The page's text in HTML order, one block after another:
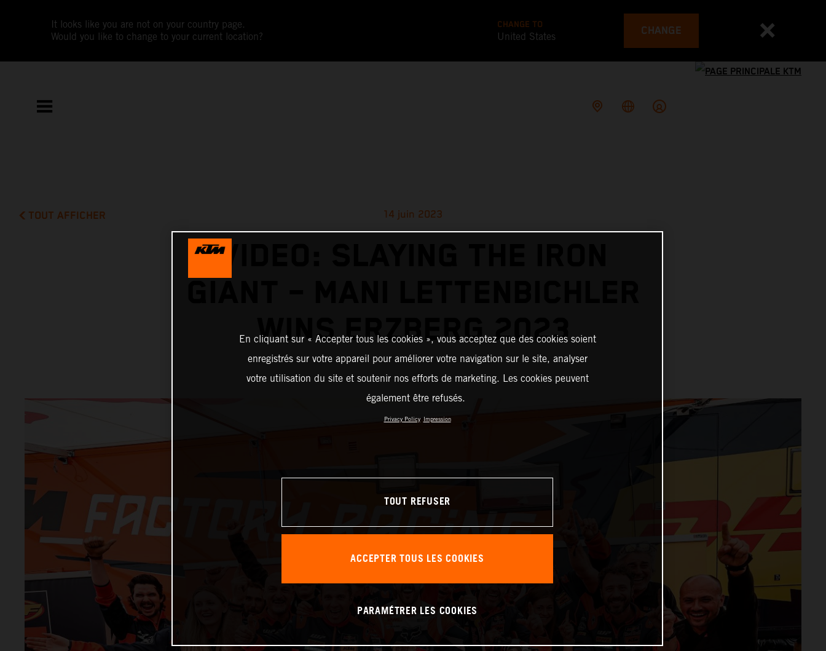
It looks like you are not on your country page.
Would you like to change to your current location?
CHANGE TO
United States CHANGE
TOUT AFFICHER 14 juin 2023
VIDEO: SLAYING THE IRON
WINS ERZBERG 2023
En cliquant sur « Accepter tous les cookies », vous acceptez que des cookies soient
enregistrés sur votre appareil pour améliorer votre navigation sur le site, analyser
votre utilisation du site et soutenir nos efforts de marketing. Les cookies peuvent
également être refusés.
Privacy Policy Impression
TOUT REFUSER
ACCEPTER TOUS LES COOKIES
PARAMÉTRER LES COOKIES